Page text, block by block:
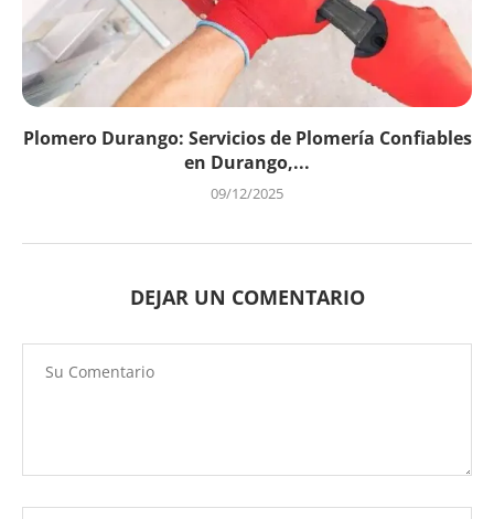
Plomero Durango: Servicios de Plomería Confiables
en Durango,...
09/12/2025
DEJAR UN COMENTARIO